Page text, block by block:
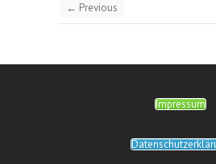
← Previous
Impressum